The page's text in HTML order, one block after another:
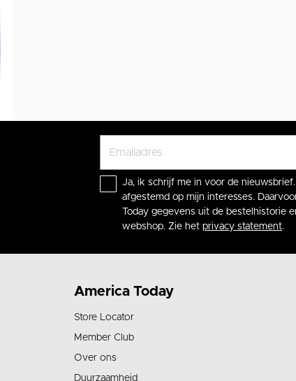
Ja, ik schrijf me in voor de
afgestemd op mijn interesses.
Today gegevens uit de bestelhistorie
webshop. Zie het privacy statement.
America Today
Store Locator
Member Club
Over ons
Duurzaamheid